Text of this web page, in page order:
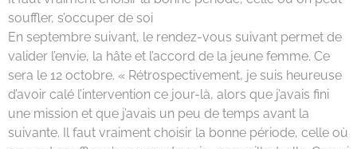
souffler, s’occuper de soi
En septembre suivant, le rendez-vous suivant permet de
valider l’envie, la hâte et l’accord de la jeune femme. Ce
sera le 12 octobre. « Rétrospectivement, je suis heureuse
d’avoir calé l’intervention ce jour-là, alors que j’avais fini
une mission et que j’avais un peu de temps avant la
suivante. Il faut vraiment choisir la bonne période, celle où